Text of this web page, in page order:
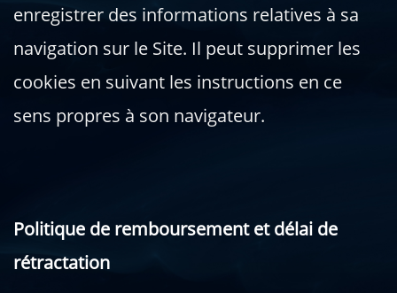
enregistrer des informations relatives à sa
navigation sur le Site. Il peut supprimer les
cookies en suivant les instructions en ce
sens propres à son navigateur.
Politique de remboursement et délai de
rétractation